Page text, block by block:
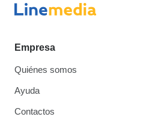
Empresa
Quiénes somos
Ayuda
Contactos